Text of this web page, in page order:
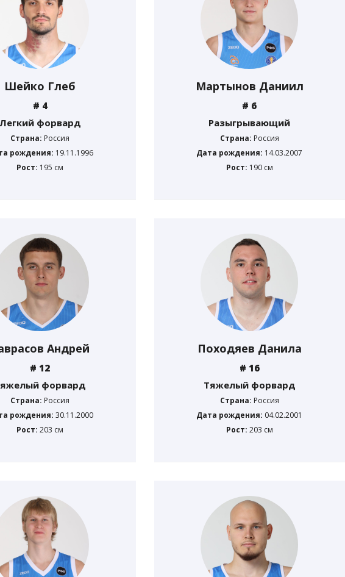
Шейко Глеб
# 4
Легкий форвард
Страна: Россия
рождения: 19.11.1996
Рост: 195 см
Мартынов Даниил
# 6
Разыгрывающий
Страна: Россия
Дата рождения: 14.03.2007
Рост: 190 см
Андрей
# 12
форвард
Страна: Россия
рождения: 30.11.2000
Рост:203 см
Походяев Данила
# 16
Тяжелый форвард
Страна: Россия
Дата рождения: 04.02.2001
Рост: 203 см